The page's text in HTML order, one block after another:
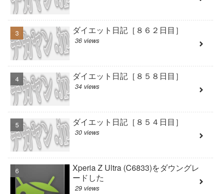
ダイエット日記［８６２日目］
36 views
ダイエット日記［８５８日目］
34 views
ダイエット日記［８５４日目］
30 views
Xperia Z Ultra (C6833)をダウングレ
ードした
29 views